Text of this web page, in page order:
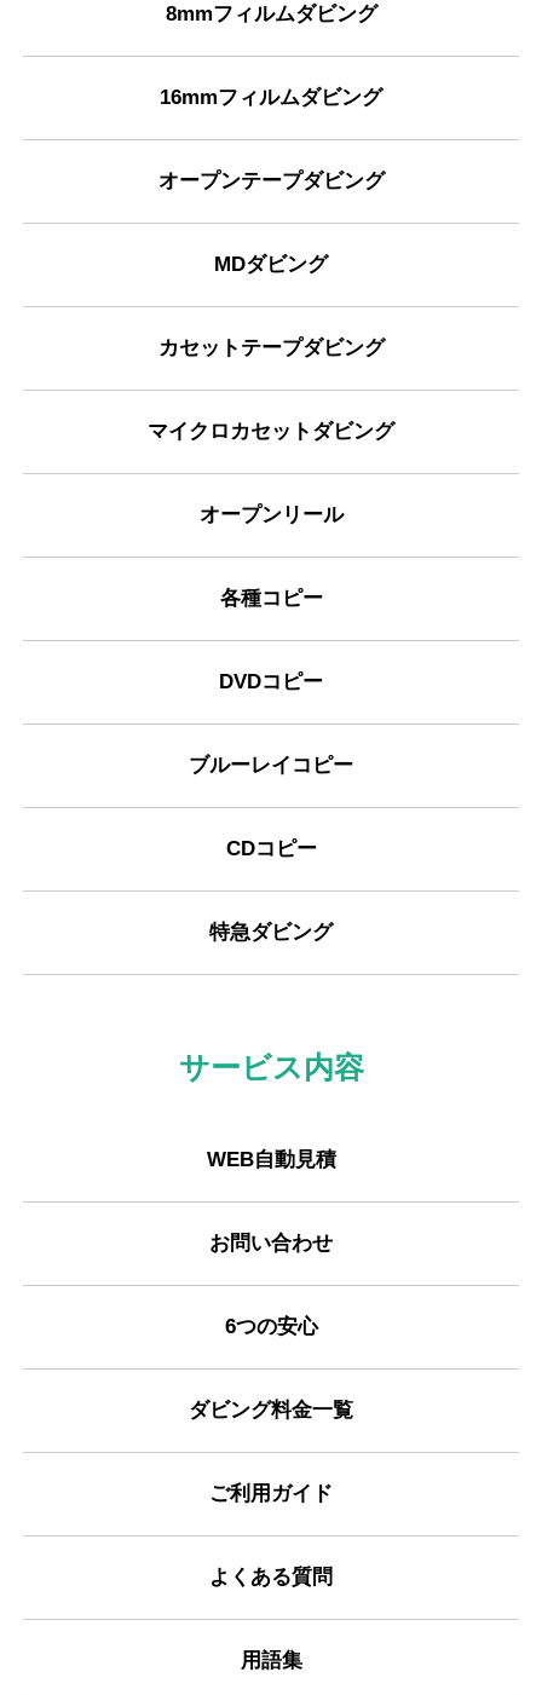
8mmフィルムダビング
16mmフィルムダビング
オープンテープダビング
MDダビング
カセットテープダビング
マイクロカセットダビング
オープンリール
各種コピー
DVDコピー
ブルーレイコピー
CDコピー
特急ダビング
サービス内容
WEB自動見積
お問い合わせ
6つの安心
ダビング料金一覧
ご利用ガイド
よくある質問
用語集